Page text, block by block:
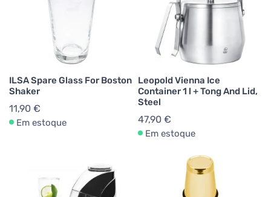
ILSA Spare Glass For Boston
Shaker
11,90 €
Em estoque
Leopold Vienna Ice
Container 1 l + Tong And Lid,
Steel
47,90 €
Em estoque